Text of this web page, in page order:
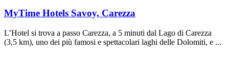
MyTime Hotels Savoy, Carezza
L’Hotel si trova a passo Carezza, a 5 minuti dal Lago di Carezza
(3,5 km), uno dei più famosi e spettacolari laghi delle Dolomiti, e ...